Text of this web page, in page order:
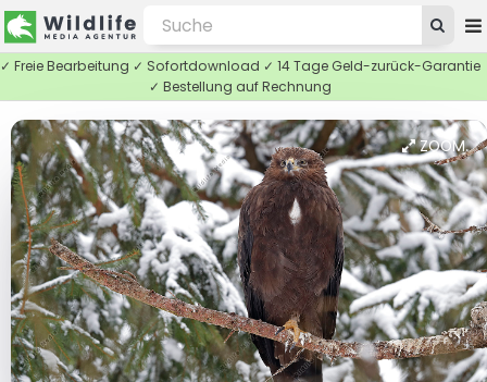
✓ Freie Bearbeitung ✓ Sofortdownload ✓ 14 Tage Geld-zurück-Garantie
✓ Bestellung auf Rechnung
ZOOM